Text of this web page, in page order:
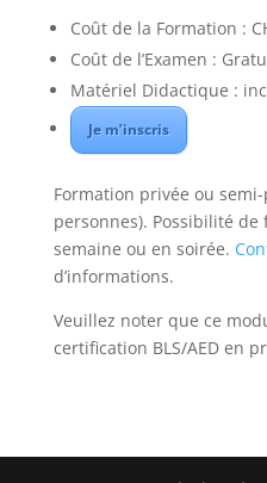
Coût de la Formation :
Coût de l’Examen :
Matériel Didactique :
Je m’inscris
Formation privée ou
personnes). Possibilité
semaine ou en soirée.
d’informations.
Veuillez noter que ce
certification BLS/AED en